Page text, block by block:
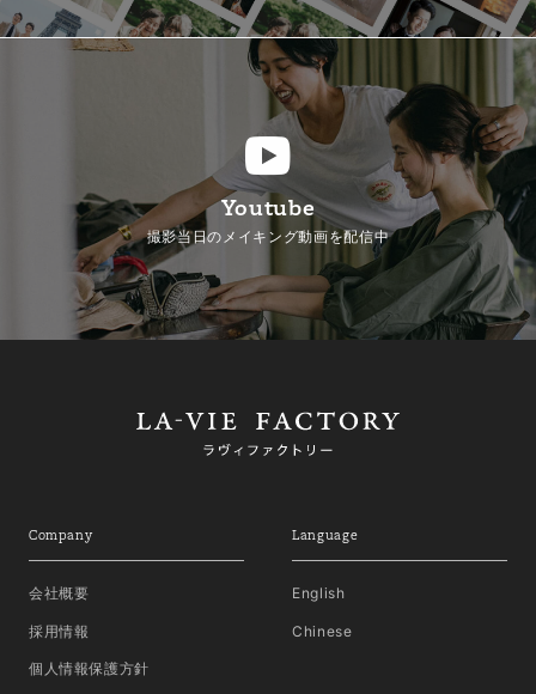
Youtube
撮影当日のメイキング動画を配信中
Company
会社概要
採用情報
個人情報保護方針
Language
English
Chinese